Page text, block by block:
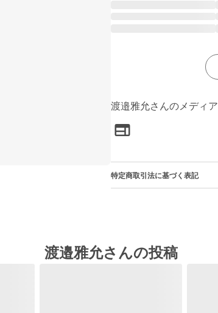
渡邉雅允さんのメディア
特定商取引法に基づく表記
渡邉雅允さんの投稿